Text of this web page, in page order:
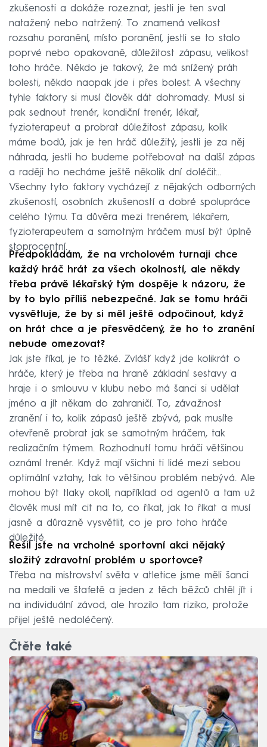
zkušenosti a dokáže rozeznat, jestli je ten sval
natažený nebo natržený. To znamená velikost
rozsahu poranění, místo poranění, jestli se to stalo
poprvé nebo opakovaně, důležitost zápasu, velikost
toho hráče. Někdo je takový, že má snížený práh
bolesti, někdo naopak jde i přes bolest. A všechny
tyhle faktory si musí člověk dát dohromady. Musí si
pak sednout trenér, kondiční trenér, lékař,
fyzioterapeut a probrat důležitost zápasu, kolik
máme bodů, jak je ten hráč důležitý, jestli je za něj
náhrada, jestli ho budeme potřebovat na další zápas
a raději ho necháme ještě několik dní doléčit…
Všechny tyto faktory vycházejí z nějakých odborných
zkušeností, osobních zkušeností a dobré spolupráce
celého týmu. Ta důvěra mezi trenérem, lékařem,
fyzioterapeutem a samotným hráčem musí být úplně
stoprocentní.
Předpokládám, že na vrcholovém turnaji chce
každý hráč hrát za všech okolností, ale někdy
třeba právě lékařský tým dospěje k názoru, že
by to bylo příliš nebezpečné. Jak se tomu hráči
vysvětluje, že by si měl ještě odpočinout, když
on hrát chce a je přesvědčený, že ho to zranění
nebude omezovat?
Jak jste říkal, je to těžké. Zvlášť když jde kolikrát o
hráče, který je třeba na hraně základní sestavy a
hraje i o smlouvu v klubu nebo má šanci si udělat
jméno a jít někam do zahraničí. To, závažnost
zranění i to, kolik zápasů ještě zbývá, pak musíte
otevřeně probrat jak se samotným hráčem, tak
realizačním týmem. Rozhodnutí tomu hráči většinou
oznámí trenér. Když mají všichni ti lidé mezi sebou
optimální vztahy, tak to většinou problém nebývá. Ale
mohou být tlaky okolí, například od agentů a tam už
člověk musí mít cit na to, co říkat, jak to říkat a musí
jasně a důrazně vysvětlit, co je pro toho hráče
důležité.
Řešil jste na vrcholné sportovní akci nějaký
složitý zdravotní problém u sportovce?
Třeba na mistrovství světa v atletice jsme měli šanci
na medaili ve štafetě a jeden z těch běžců chtěl jít i
na individuální závod, ale hrozilo tam riziko, protože
přijel ještě nedoléčený.
Čtěte také